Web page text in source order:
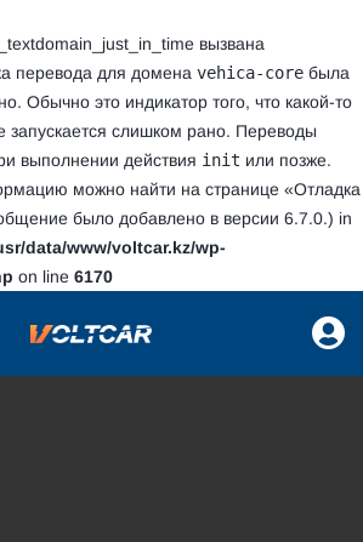
вызвана
перевода для домена vehica-core была
Обычно это индикатор того, что какой-то
запускается слишком рано. Переводы
выполнении действия init или позже.
можно найти на странице «Отладка
было добавлено в версии 6.7.0.) in
data/www/voltcar.kz/wp-
on line 6170